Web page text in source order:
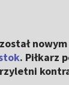
. Piłkarz